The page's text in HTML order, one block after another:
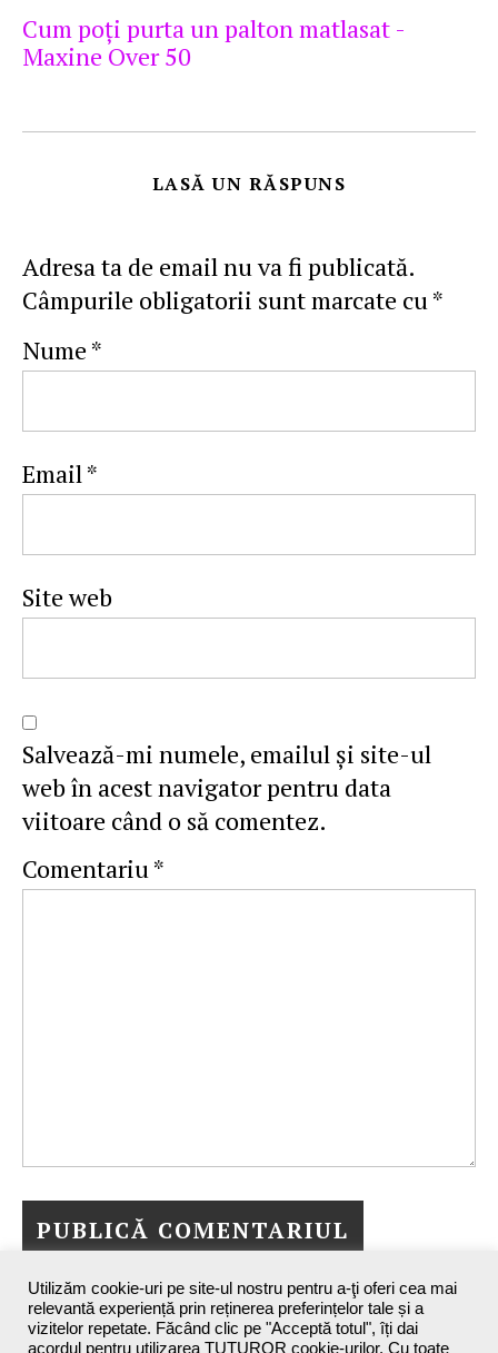
Cum poţi purta un palton matlasat -
Maxine Over 50
LASĂ UN RĂSPUNS
Adresa ta de email nu va fi publicată.
Câmpurile obligatorii sunt marcate cu*
Nume *
Email*
Site web
Salvează-mi numele, emailul și site-ul
web în acest navigator pentru data
viitoare când o să comentez.
Comentariu*
Utilizăm cookie-uri pe site-ul nostru pentru a-ţi oferi cea mai
relevantă experiență prin reținerea preferințelor tale și a
vizitelor repetate. Făcând clic pe "Acceptă totul", îți dai
acordul pentru utilizarea TUTUROR cookie-urilor. Cu toate